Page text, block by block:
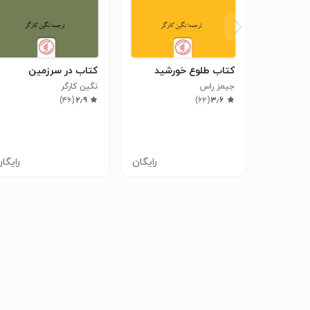
کتاب طلوع خورشید
جیمز راس
۳٫۶(۶۲)
رایگان
کتاب در سرزمین
نگین کارگر
۲٫۹(۴۶)